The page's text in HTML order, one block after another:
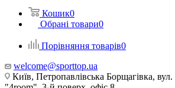
Кошик0
Обрані товари0
Порівняння товарів0
welcome@sporttop.ua
Київ, Петропавлівська Борщагівка,